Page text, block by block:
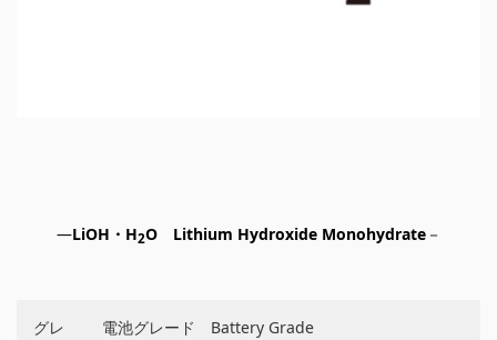
―LiOH・H2O Lithium Hydroxide Monohydrate－
グレ
電池グレード Battery Grade